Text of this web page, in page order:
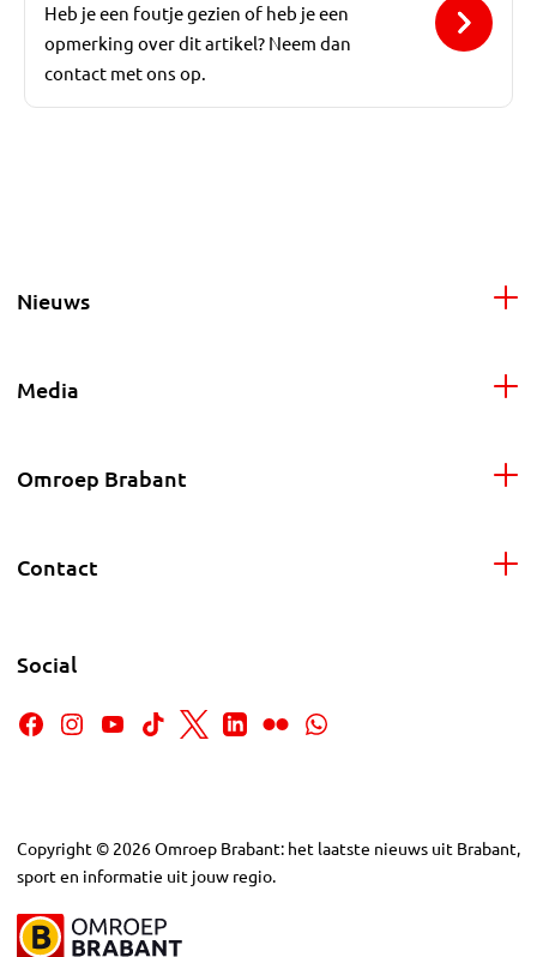
Heb je een foutje gezien of heb je een
opmerking over dit artikel? Neem dan
contact met ons op.
Nieuws
Media
Omroep Brabant
Contact
Social
Copyright © 2026Omroep Brabant: het laatste nieuws uit Brabant,
sport en informatie uit jouw regio.